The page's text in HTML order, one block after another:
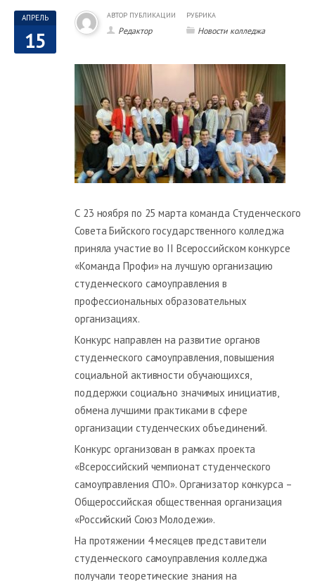
АПРЕЛЬ
15
АВТОР ПУБЛИКАЦИИ
Редактор
РУБРИКА
Новости колледжа
С 23 ноября по 25 марта команда Студенческого
Совета Бийского государственного колледжа
приняла участие во II Всероссийском конкурсе
«Команда Профи» на лучшую организацию
студенческого самоуправления в
профессиональных образовательных
организациях.
Конкурс направлен на развитие органов
студенческого самоуправления, повышения
социальной активности обучающихся,
поддержки социально значимых инициатив,
обмена лучшими практиками в сфере
организации студенческих объединений.
Конкурс организован в рамках проекта
«Всероссийский чемпионат студенческого
самоуправления СПО». Организатор конкурса –
Общероссийская общественная организация
«Российский Союз Молодежи».
На протяжении 4 месяцев представители
студенческого самоуправления колледжа
получали теоретические знания на